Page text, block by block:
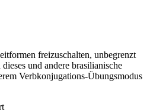
freizuschalten, unbegrenzt
und andere brasilianische
Verbkonjugations-Übungsmodus